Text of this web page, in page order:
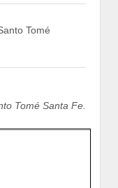
Tomé Santa Fe.